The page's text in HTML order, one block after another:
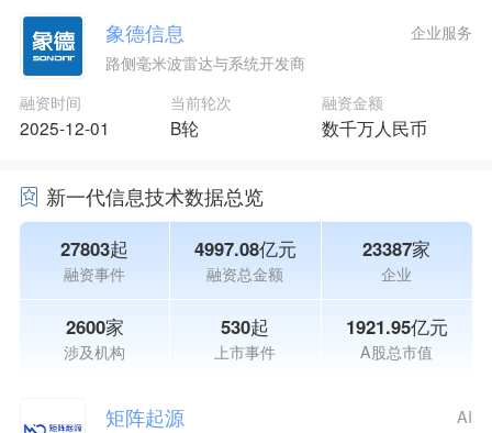
象德信息
路侧毫米波雷达与系统开发商
企业服务
融资时间
2025-12-01
当前轮次
B轮
融资金额
数千万人民币
新一代信息技术数据总览
27803起
融资事件
4997.08亿元
融资总金额
23387家
企业
2600家
涉及机构
530起
上市事件
1921.95亿元
A股总市值
矩阵起源 AI